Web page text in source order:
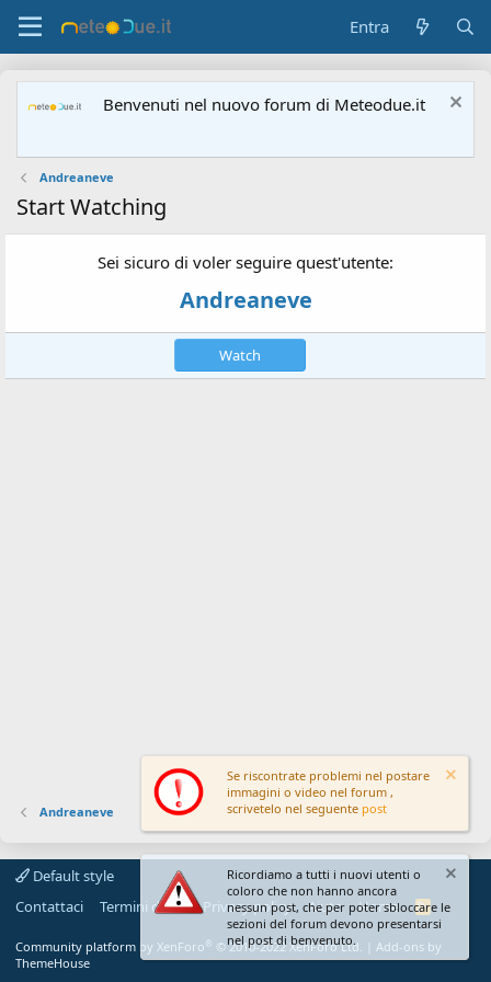
Entra
Benvenuti nel nuovo forum di Meteodue.it
Andreaneve
Start Watching
Sei sicuro di voler seguire quest'utente:
Andreaneve
Watch
Andreaneve
Default style
Contattaci
Termini d'uso Privacy policy Aiuto Home
R
S
Community platform by XenForo® © 2010-2022 XenForo Ltd.
Add-ons by
ThemeHouse
Se riscontrate problemi nel postare
immagini o video nel forum ,
scrivetelo nel seguente post
Ricordiamo a tutti i nuovi utenti o
coloro che non hanno ancora
nessun post, che per poter sbloccare le
sezioni del forum devono presentarsi
nel post di benvenuto.